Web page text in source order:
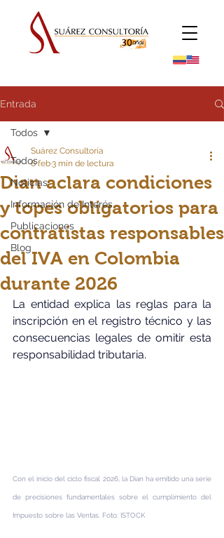
Entrada
Todos
Noticias
Información de Interés
Publicaciones
Blog
Todos
Dian aclara condiciones
y topes obligatorios para
contratistas responsables
del IVA en Colombia
durante 2026
Suárez Consultoría
6 feb3 min de lectura
La entidad explica las reglas para la
inscripción en el registro técnico y las
consecuencias legales de omitir esta
responsabilidad tributaria.
Con el inicio del ciclo fiscal 2026, la Dian ha emitido una serie
de precisiones fundamentales sobre el cumplimiento del
Impuesto sobre las Ventas. Foto: ISTOCK